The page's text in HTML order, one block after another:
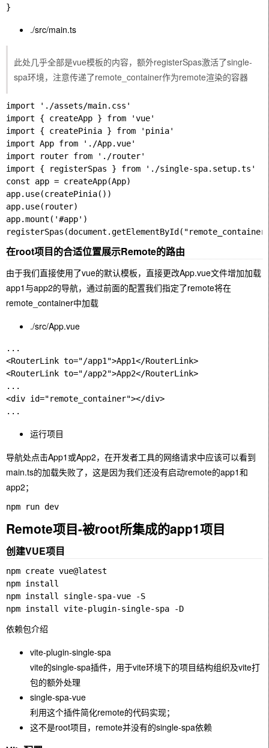
./src/main.ts
此处几乎全部是vue模板的内容，额外registerSpas激活了single-
spa环境，注意传递了remote_container作为remote渲染的容器
import './assets/main.css'
import { createApp } from 'vue'
import { createPinia } from 'pinia'
import App from './App.vue'
import router from './router'
import { registerSpas } from './single-spa.setup.ts'
const app = createApp(App)
app.use(createPinia())
app.use(router)
app.mount('#app')
在root项目的合适位置展示Remote的路由
由于我们直接使用了vue的默认模板，直接更改App.vue文件增加加载
app1与app2的导航，通过前面的配置我们指定了remote将在
remote_container中加载
./src/App.vue
...
<RouterLink to="/app1">App1</RouterLink>
<RouterLink to="/app2">App2</RouterLink>
...
<div id="remote_container"></div>
运行项目
导航处点击App1或App2，在开发者工具的网络请求中应该可以看到
main.ts的加载失败了，这是因为我们还没有启动remote的app1和
app2；
Remote项目-被root所集成的app1项目
创建VUE项目
npm create vue@latest
npm install
npm install single-spa-vue -S
依赖包介绍
vite-plugin-single-spa
vite的single-spa插件，用于vite环境下的项目结构组织及vite打
包的额外处理
single-spa-vue
利用这个插件简化remote的代码实现；
这不是root项目，remote并没有的single-spa依赖